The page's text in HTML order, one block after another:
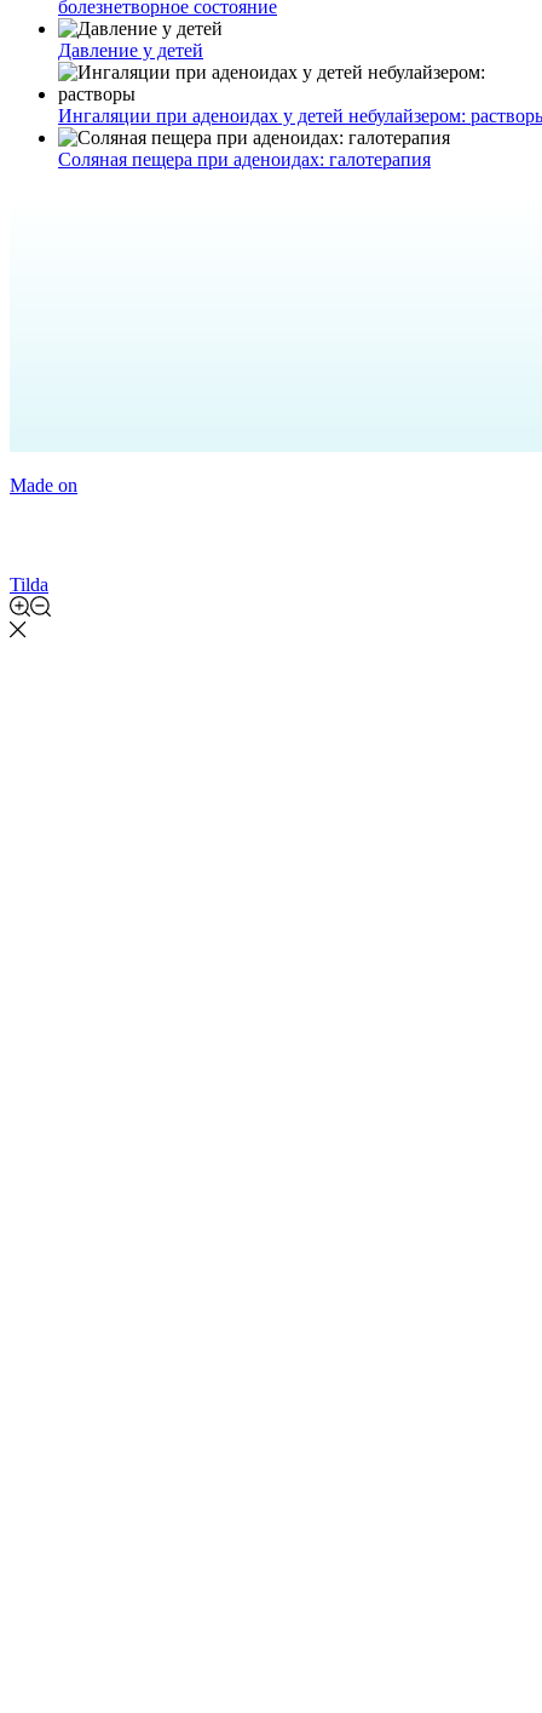
болезнетворное состояние
Давление у детей
Ингаляции при аденоидах у детей небулайзером:
Соляная пещера при аденоидах: галотерапия
Made on
Tilda